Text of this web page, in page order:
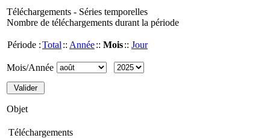
Téléchargements - Séries temporelles
Nombre de téléchargements durant la période
Période :Total :: Année:: Mois:: Jour
Mois/Année
Objet
Téléchargements